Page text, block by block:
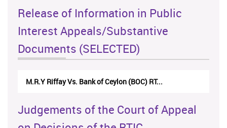
Release of Information in Public
Interest Appeals/Substantive
Documents (SELECTED)
Nirmala Kannangara Vs.Lanka Building Ma...
Judgements of the Court of Appeal